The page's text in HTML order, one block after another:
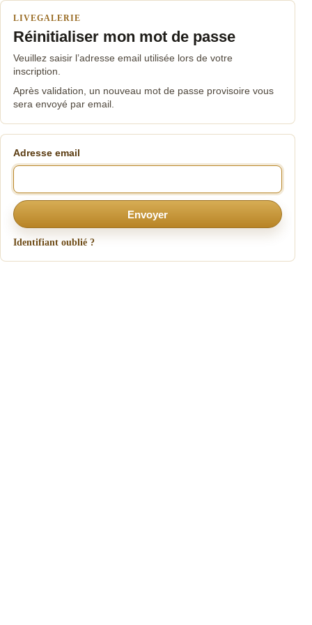
LIVEGALERIE
Réinitialiser mon mot de passe
Veuillez saisir l’adresse email utilisée lors de votre
inscription.
Après validation, un nouveau mot de passe provisoire vous
sera envoyé par email.
Adresse email
Envoyer
Identifiant oublié ?